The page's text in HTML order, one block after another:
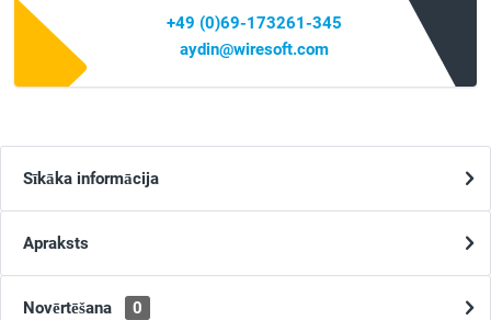
+49 (0)69-173261-345
aydin@wiresoft.com
Sīkāka informācija
Apraksts
Novērtēšana 0